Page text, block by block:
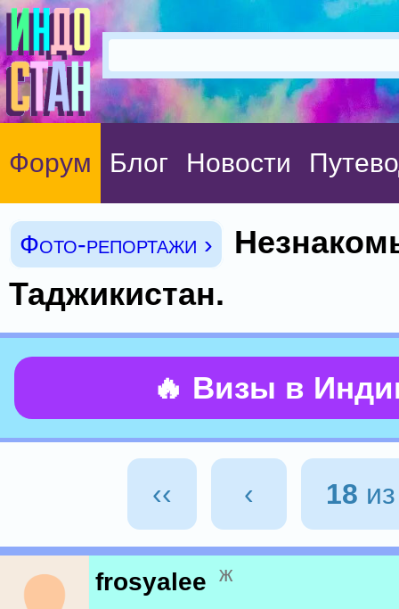
Форум Блог Новости
Фото-репортажи ›
Таджикистан.
🔥 Визы в
‹‹ ‹ 18
frosyalee ж